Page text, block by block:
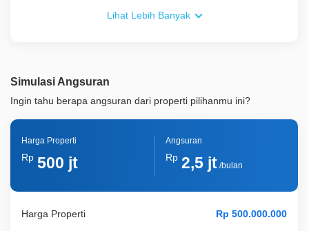
Lihat Lebih Banyak
Simulasi Angsuran
Ingin tahu berapa angsuran dari properti pilihanmu ini?
Harga Properti
Harga Properti
Rp 500 jt
Angsuran
Rp 2,5 jt/bulan